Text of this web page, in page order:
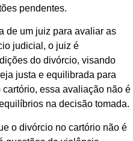
pendentes.
de um juiz para avaliar as
judicial, o juiz é
do divórcio, visando
justa e equilibrada para
essa avaliação não é
na decisão tomada.
o divórcio no cartório não é